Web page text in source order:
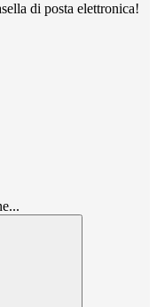
di posta elettronica!